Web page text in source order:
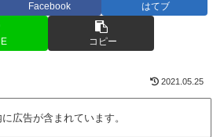
Facebook はてブ
コピー
2021.05.25
広告が含まれています。